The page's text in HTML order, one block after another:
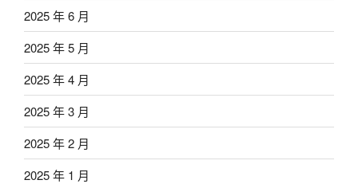
2025 年 6 月
2025 年 5 月
2025 年 4 月
2025 年 3 月
2025 年 2 月
2025 年 1 月